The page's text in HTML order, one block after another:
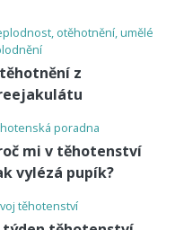
otěhotnění, umělé
z
poradna
mi v těhotenství
vylézá pupík?
těhotenství